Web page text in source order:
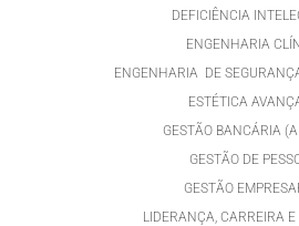
DEFICIÊNCIA
ENGENHARIA
ENGENHARIA DE
ESTÉTICA
GESTÃO BANCÁRIA
GESTÃO DE
GESTÃO
LIDERANÇA, CARREIRA